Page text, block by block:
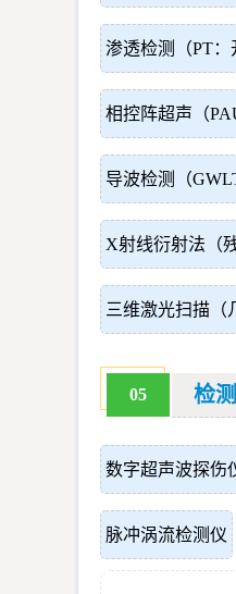
渗透检测（PT：
相控阵超声（
导波检测（
X射线衍射法（
三维激光扫描（
05 检
数字超声波探伤
脉冲涡流检测仪